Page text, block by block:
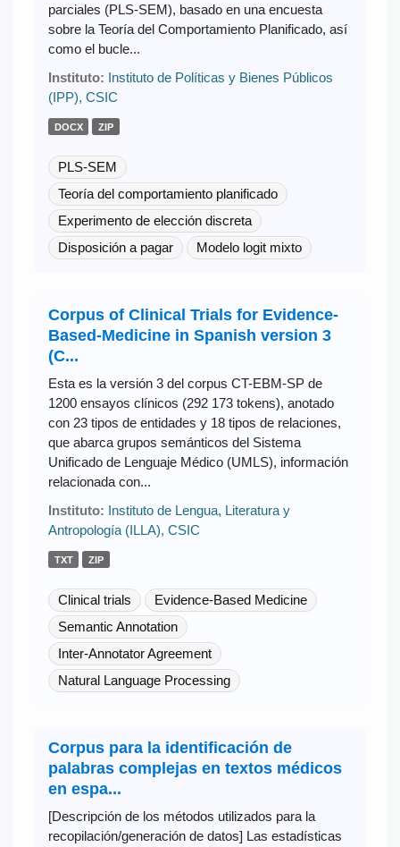
parciales (PLS-SEM), basado en una encuesta
sobre la Teoría del Comportamiento Planificado, así
como el bucle...
Instituto: Instituto de Políticas y Bienes Públicos
(IPP), CSIC
DOCX ZIP
PLS-SEM
Teoría del comportamiento planificado
Experimento de elección discreta
Disposición a pagar
Modelo logit mixto
Corpus of Clinical Trials for Evidence-
Based-Medicine in Spanish version 3
(C...
Esta es la versión 3 del corpus CT-EBM-SP de
1200 ensayos clínicos (292 173 tokens), anotado
con 23 tipos de entidades y 18 tipos de relaciones,
que abarca grupos semánticos del Sistema
Unificado de Lenguaje Médico (UMLS), información
relacionada con...
Instituto: Instituto de Lengua, Literatura y
Antropología (ILLA), CSIC
TXT ZIP
Clinical trials
Evidence-Based Medicine
Semantic Annotation
Inter-Annotator Agreement
Natural Language Processing
Corpus para la identificación de
palabras complejas en textos médicos
en espa...
[Descripción de los métodos utilizados para la
recopilación/generación de datos] Las estadísticas